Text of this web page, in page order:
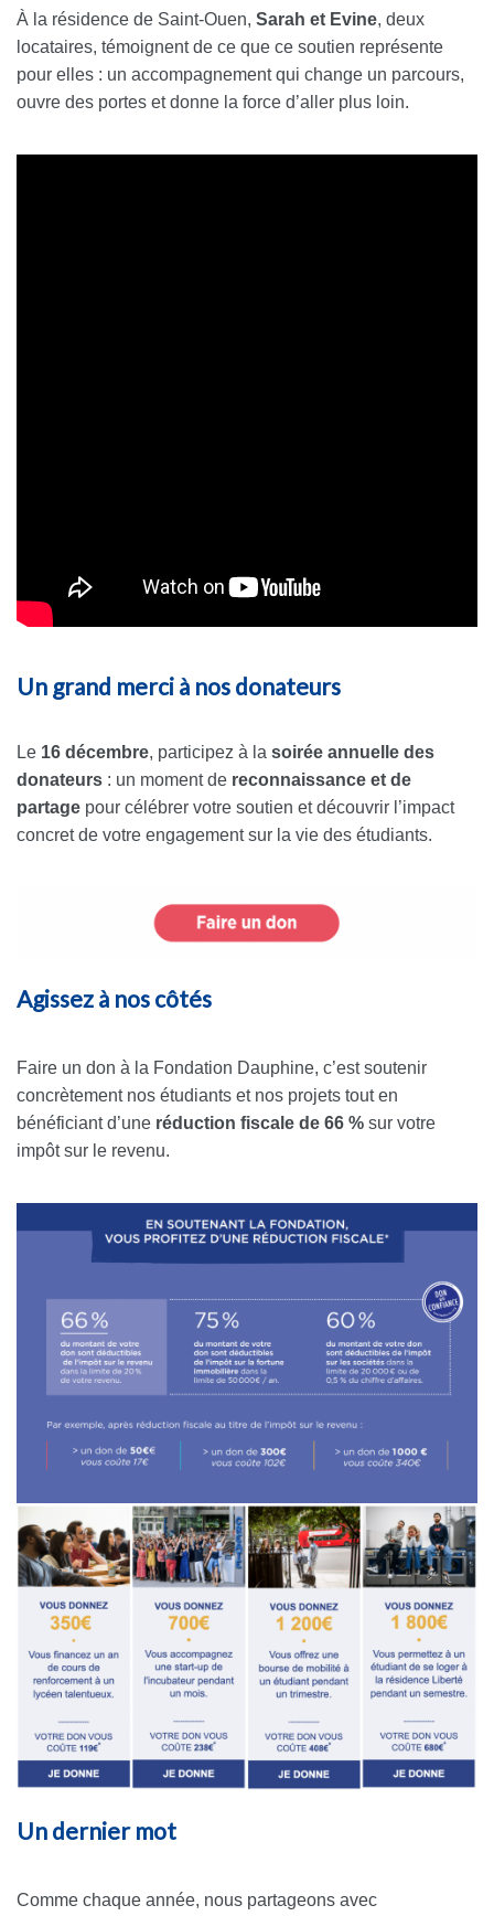
À la résidence de Saint-Ouen, Sarah et Evine, deux
locataires, témoignent de ce que ce soutien représente
pour elles : un accompagnement qui change un parcours,
ouvre des portes et donne la force d’aller plus loin.
Un grand merci à nos donateurs
Le 16 décembre, participez à la soirée annuelle des
donateurs : un moment de reconnaissance et de
partage pour célébrer votre soutien et découvrir l’impact
concret de votre engagement sur la vie des étudiants.
Agissez à nos côtés
Faire un don à la Fondation Dauphine, c’est soutenir
concrètement nos étudiants et nos projets tout en
bénéficiant d’une réduction fiscale de 66 % sur votre
impôt sur le revenu.
Un dernier mot
Comme chaque année, nous partageons avec